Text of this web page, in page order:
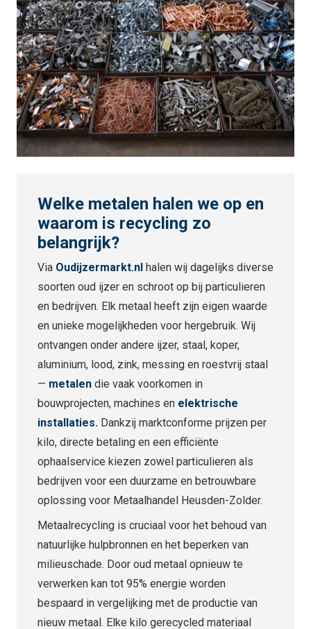
Welke metalen halen we op en
waarom is recycling zo
belangrijk?
Via Oudijzermarkt.nl halen wij dagelijks diverse
soorten oud ijzer en schroot op bij particulieren
en bedrijven. Elk metaal heeft zijn eigen waarde
en unieke mogelijkheden voor hergebruik. Wij
ontvangen onder andere ijzer, staal, koper,
aluminium, lood, zink, messing en roestvrij staal
— metalen die vaak voorkomen in
bouwprojecten, machines en elektrische
installaties. Dankzij marktconforme prijzen per
kilo, directe betaling en een efficiënte
ophaalservice kiezen zowel particulieren als
bedrijven voor een duurzame en betrouwbare
oplossing voor Metaalhandel Heusden-Zolder.
Metaalrecycling is cruciaal voor het behoud van
natuurlijke hulpbronnen en het beperken van
milieuschade. Door oud metaal opnieuw te
verwerken kan tot 95% energie worden
bespaard in vergelijking met de productie van
nieuw metaal. Elke kilo gerecycled materiaal